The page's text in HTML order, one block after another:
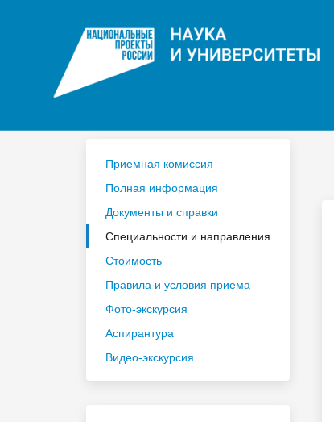
Расписание
Год педагога и наставника 2023
Приемная комиссия
Полная информация
Документы и справки
Специальности и направления
Стоимость
Правила и условия приема
Фото-экскурсия
Аспирантура
Видео-экскурсия